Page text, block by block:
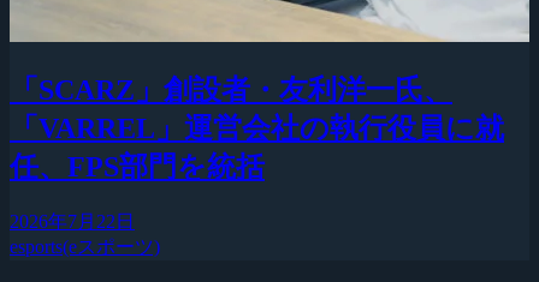
「SCARZ」創設者・友利洋一氏、
「VARREL」運営会社の執行役員に就
任、FPS部門を統括
2026年7月22日
esports(eスポーツ)